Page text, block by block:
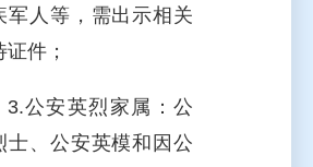
军人等，需出示相关
件；
3.公安英烈家属：公
士、公安英模和因公